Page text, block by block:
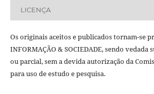
LICENÇA
Os originais aceitos e publicados tornam-se
INFORMAÇÃO & SOCIEDADE, sendo
ou parcial, sem a devida autorização da
para uso de estudo e pesquisa.